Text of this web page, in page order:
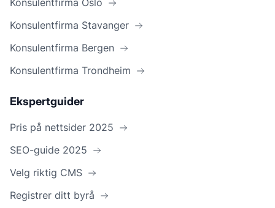
Konsulentfirma Oslo
Konsulentfirma Stavanger
Konsulentfirma Bergen
Konsulentfirma Trondheim
Ekspertguider
Pris på nettsider 2025
SEO-guide 2025
Velg riktig CMS
Registrer ditt byrå